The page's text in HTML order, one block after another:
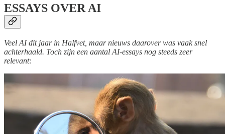
ESSAYS OVER AI
Veel AI dit jaar in Halfvet, maar nieuws daarover was vaak snel
achterhaald. Toch zijn een aantal AI-essays nog steeds zeer
relevant: